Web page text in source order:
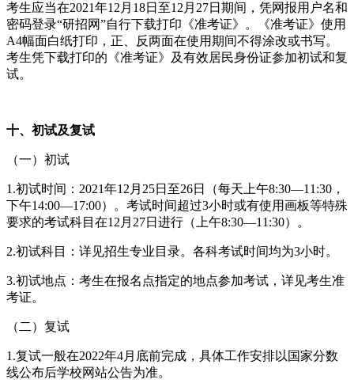
考生应当在2021年12月18日至12月27日期间，凭网报用户名和
密码登录“研招网”自行下载打印《准考证》。《准考证》使用
A4幅面白纸打印，正、反两面在使用期间不得涂改或书写。
考生凭下载打印的《准考证》及有效居民身份证参加初试和复
试。
十、初试及复试
（一）初试
1.初试时间：2021年12月25日至26日（每天上午8:30—11:30，
下午14:00—17:00）。考试时间超过3小时或有使用画板等特殊
要求的考试科目在12月27日进行（上午8:30—11:30）。
2.初试科目：详见招生专业目录。各科考试时间均为3小时。
3.初试地点：考生在报名点指定的地点参加考试，详见考生准
考证。
（二）复试
1.复试一般在2022年4月底前完成，具体工作安排以国家分数
线公布后学校网站公告为准。